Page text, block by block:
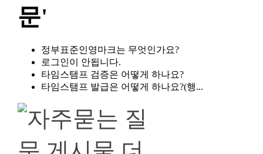
정부표준인영마크는 무엇인가요?
로그인이 안됩니다.
타임스탬프 검증은 어떻게 하나요?
타임스탬프 발급은 어떻게 하나요?(행...